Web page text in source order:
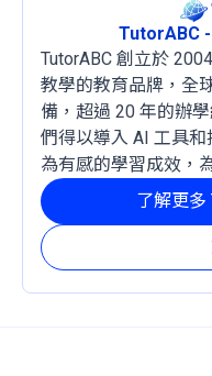
TutorABC
TutorABC 創立於
教學的教育品牌，全
備，超過 20 年的辦
們得以導入 AI 工具
為有感的學習成效，
定且有效的成長路徑
了解更多